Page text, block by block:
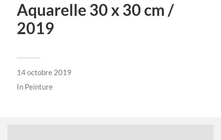
Aquarelle 30 x 30 cm /
2019
14 octobre 2019
In Peinture